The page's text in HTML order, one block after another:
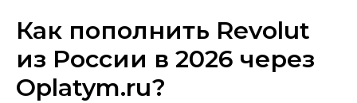
Как пополнить Revolut
из России в 2026 через
Oplatym.ru?